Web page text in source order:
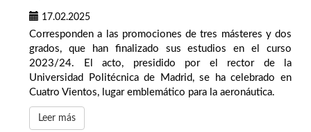
17.02.2025
Corresponden a las promociones de tres másteres y dos
grados, que han finalizado sus estudios en el curso
2023/24. El acto, presidido por el rector de la
Universidad Politécnica de Madrid, se ha celebrado en
Cuatro Vientos, lugar emblemático para la aeronáutica.
Leer más